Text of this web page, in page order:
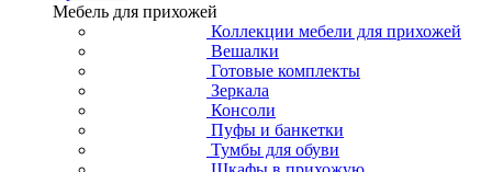
Мебель для прихожей
Коллекции мебели для прихожей
Вешалки
Готовые комплекты
Зеркала
Консоли
Пуфы и банкетки
Тумбы для обуви